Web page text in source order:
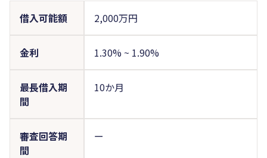
借入可能額 2,000万円
金利 1.30% ~ 1.90%
最長借入期
間
10か月
審査回答期
間
ー